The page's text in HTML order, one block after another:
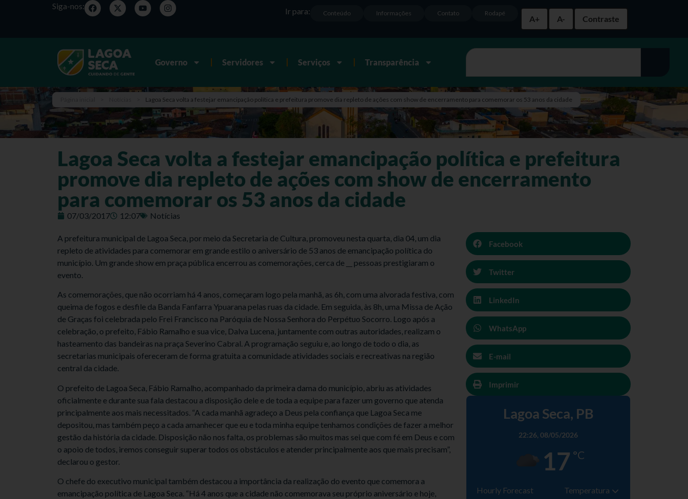
Siga-nos:
A+
A- Contraste
Rodapé
Contato
Informações
Conteúdo
Ir para:
Governo Servidores Serviços Transparência
Lagoa Seca volta a festejar emancipação política e prefeitura promove dia repleto de ações com show de encerramento para comemorar os 53 anos da cidade
Lagoa Seca volta a festejar emancipação política e prefeitura
promove dia repleto de ações com show de encerramento
para comemorar os 53 anos da cidade
07/03/2017 12:07 Notícias
A prefeitura municipal de Lagoa Seca, por meio da Secretaria de Cultura, promoveu nesta quarta, dia 04, um dia
repleto de atividades para comemorar em grande estilo o aniversário de 53 anos de emancipação política do
município. Um grande show em praça pública encerrou as comemorações, cerca de __ pessoas prestigiaram o
evento.
As comemorações, que não ocorriam há 4 anos, começaram logo pela manhã, as 6h, com uma alvorada festiva, com
queima de fogos e desfile da Banda Fanfarra Ypuarana pelas ruas da cidade. Em seguida, às 8h, uma Missa de Ação
de Graças foi celebrada pelo Frei Francisco na Paróquia de Nossa Senhora do Perpétuo Socorro. Logo após a
celebração, o prefeito, Fábio Ramalho e sua vice, Dalva Lucena, juntamente com outras autoridades, realizam o
hasteamento das bandeiras na praça Severino Cabral. A programação seguiu e, ao longo de todo o dia, as
secretarias municipais ofereceram de forma gratuita a comunidade atividades sociais e recreativas na região
central da cidade.
O prefeito de Lagoa Seca, Fábio Ramalho, acompanhado da primeira dama do município, abriu as atividades
oficialmente e durante sua fala destacou a disposição dele e de toda a equipe para fazer um governo que atenda
principalmente aos mais necessitados. “A cada manhã agradeço a Deus pela confiança que Lagoa Seca me
depositou, mas também peço a cada amanhecer que eu e toda minha equipe tenhamos condições de fazer a melhor
gestão da história da cidade. Disposição não nos falta, os problemas são muitos mas sei que com fé em Deus e com
o apoio de todos, iremos conseguir superar todos os obstáculos e atender principalmente aos que mais precisam”,
declarou o gestor.
O chefe do executivo municipal também destacou a importância da realização do evento que comemora a
emancipação política de Lagoa Seca. “Há 4 anos que a cidade não comemorava seu próprio aniversário e hoje,
Facebook
Twitter
LinkedIn
WhatsApp
E-mail
Imprimir
Lagoa Seca, PB
22:26, 08/05/2026
17 °C
Hourly Forecast